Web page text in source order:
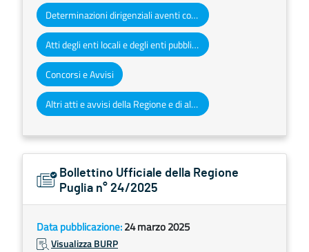
Determinazioni dirigenziali aventi contenuto di interesse generale
Atti degli enti locali e degli enti pubblici e privati
Concorsi e Avvisi
Altri atti e avvisi della Regione e di altri enti pubblici che interessano la collettività regionale
Bollettino Ufficiale della Regione
Puglia n° 24/2025
Data pubblicazione:24 marzo 2025
Visualizza BURP